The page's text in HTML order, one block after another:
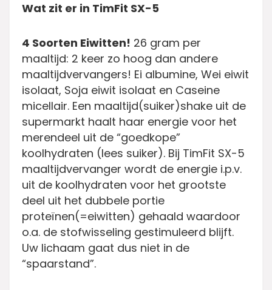
Wat zit er in TimFit SX-5
4 Soorten Eiwitten! 26 gram per
maaltijd: 2 keer zo hoog dan andere
maaltijdvervangers! Ei albumine, Wei eiwit
isolaat, Soja eiwit isolaat en Caseine
micellair. Een maaltijd(suiker)shake uit de
supermarkt haalt haar energie voor het
merendeel uit de “goedkope”
koolhydraten (lees suiker). Bij TimFit SX-5
maaltijdvervanger wordt de energie i.p.v.
uit de koolhydraten voor het grootste
deel uit het dubbele portie
proteïnen(=eiwitten) gehaald waardoor
o.a. de stofwisseling gestimuleerd blijft.
Uw lichaam gaat dus niet in de
“spaarstand”.